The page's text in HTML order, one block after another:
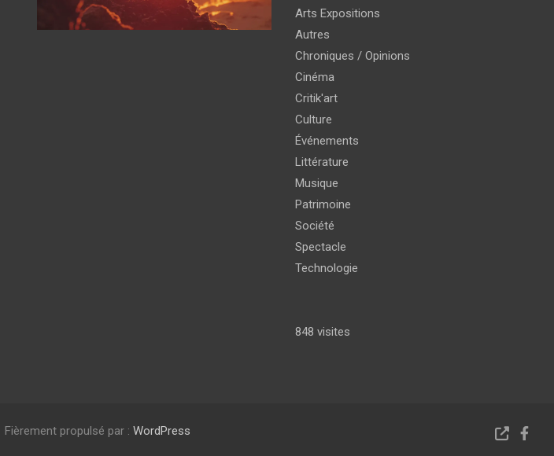
Arts Expositions
Autres
Chroniques / Opinions
Cinéma
Critik'art
Culture
Événements
Littérature
Musique
Patrimoine
Société
Spectacle
Technologie
848 visites
Fièrement propulsé par : WordPress